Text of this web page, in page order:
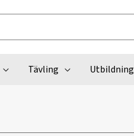
Tävling Utbildning